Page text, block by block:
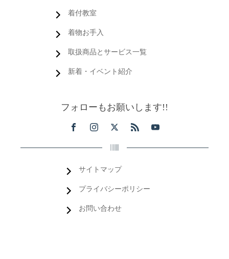
着付教室
着物お手入
取扱商品とサービス一覧
新着・イベント紹介
フォローもお願いします!!
サイトマップ
プライバシーポリシー
お問い合わせ